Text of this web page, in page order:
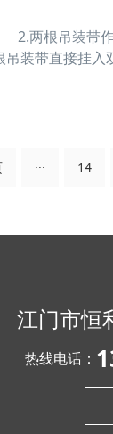
根吊装带作业
装带直接挂
··· 14
江门市恒
热线电话：